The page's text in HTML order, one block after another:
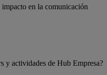
en la comunicación
y actividades de Hub Empresa?